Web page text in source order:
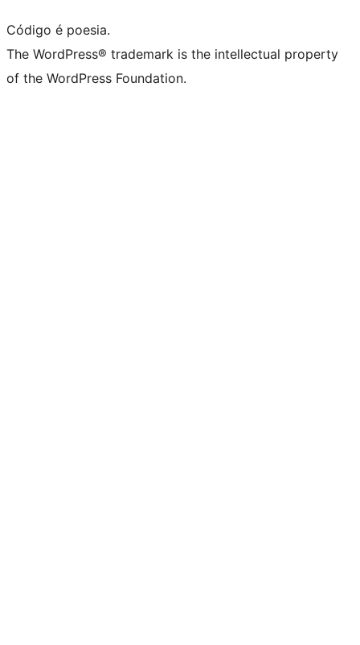
Código é poesia.
The WordPress® trademark is the intellectual property
of the WordPress Foundation.